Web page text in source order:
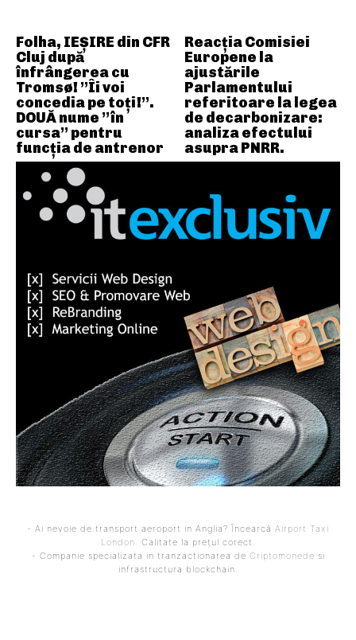
Folha, IEȘIRE din CFR
Cluj după
înfrângerea cu
Tromsø! ”Îi voi
concedia pe toți!”.
DOUĂ nume ”în
cursa” pentru
funcția de antrenor
Reacția Comisiei
Europene la
ajustările
Parlamentului
referitoare la legea
de decarbonizare:
analiza efectului
asupra PNRR.
- Ai nevoie de transport aeroport in Anglia? Încearcă Airport Taxi
London . Calitate la prețul corect.
- Companie specializata in tranzactionarea de Criptomonede si
infrastructura blockchain.